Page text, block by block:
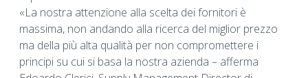
«La nostra attenzione alla scelta dei fornitori è
massima, non andando alla ricerca del miglior prezzo
ma della più alta qualità per non compromettere i
principi su cui si basa la nostra azienda – afferma